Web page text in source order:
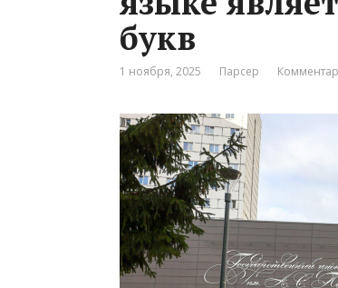
букв
1 ноября, 2025 Парсер